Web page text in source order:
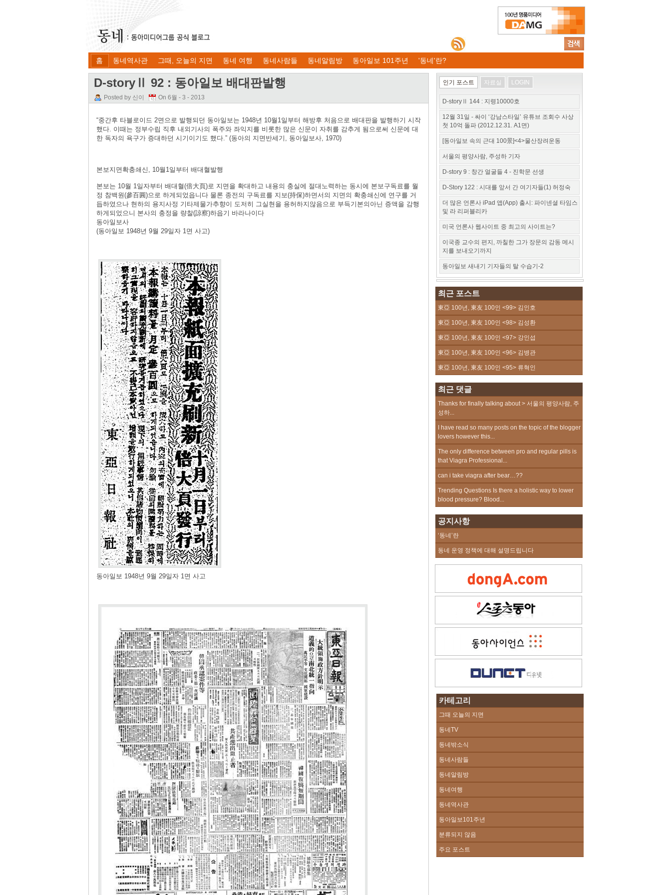
홈 동네역사관 그때, 오늘의 지면 동네 여행 동네사람들 동네알림방 동아일보 101주년 '동네'란?
D-storyⅡ 92 : 동아일보 배대판발행
Posted by 신이 On 6월 - 3 - 2013
“중간후 타블로이드 2면으로 발행되던 동아일보는 1948년 10월1일부터 해방후 처음으로 배대판을 발행하기 시작
했다. 이때는 정부수립 직후 내외기사의 폭주와 좌익지를 비롯한 많은 신문이 자취를 감추게 됨으로써 신문에 대
한 독자의 욕구가 증대하던 시기이기도 했다.” (동아의 지면반세기, 동아일보사, 1970)
본보지면확충쇄신, 10월1일부터 배대혈발행
본보는 10월 1일자부터 배대혈(倍大頁)로 지면을 확대하고 내용의 충실에 절대노력하는 동시에 본보구독료를 월
정 참백원(參百圓)으로 하게되었읍니다 물론 종전의 구독료를 지보(持保)하면서의 지면의 확충쇄신에 연구를 거
듭하였으나 현하의 용지사정 기타제물가추향이 도저히 그실현을 용허하지않음으로 부득기본의아닌 증액을 감행
하게되었으니 본사의 충정을 량찰(諒察)하읍기 바라나이다
동아일보사
(동아일보 1948년 9월 29일자 1면 사고)
동아일보 1948년 9월 29일자 1면 사고
인기 포스트 자료실 LOGIN
D-storyⅡ 144 : 지령10000호
12월 31일 - 싸이 ‘강남스타일’ 유튜브 조회수 사상
첫 10억 돌파 (2012.12.31. A1면)
[동아일보 속의 근대 100景]<4>물산장려운동
서울의 평양사람, 주성하 기자
D-story 9 : 창간 얼굴들 4 - 진학문 선생
D-Story 122 : 시대를 앞서 간 여기자들(1) 허정숙
더 많은 언론사 iPad 앱(App) 출시: 파이넨셜 타임스
및 라 리퍼블리카
미국 언론사 웹사이트 중 최고의 사이트는?
이국종 교수의 편지, 까칠한 그가 장문의 감동 메시
지를 보내오기까지
동아일보 새내기 기자들의 탈 수습기-2
최근 포스트
東亞 100년, 東友 100인 <99> 김인호
東亞 100년, 東友 100인 <98> 김성환
東亞 100년, 東友 100인 <97> 강인섭
東亞 100년, 東友 100인 <96> 김병관
東亞 100년, 東友 100인 <95> 류혁인
최근 댓글
Thanks for finally talking about > 서울의 평양사람, 주
성하...
I have read so many posts on the topic of the blogger
lovers however this...
The only difference between pro and regular pills is
that Viagra Professional...
can i take viagra after bear…??
Trending Questions Is there a holistic way to lower
blood pressure? Blood...
공지사항
‘동네’란
동네 운영 정책에 대해 설명드립니다
카테고리
그때 오늘의 지면
동네TV
동네밖소식
동네사람들
동네알림방
동네여행
동네역사관
동아일보101주년
분류되지 않음
주요 포스트